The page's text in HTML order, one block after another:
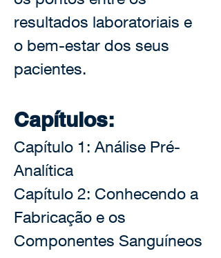
resultados laboratoriais e
o bem-estar dos seus
pacientes.
Capítulos:
Capítulo 1: Análise Pré-
Analítica
Capítulo 2: Conhecendo a
Fabricação e os
Componentes Sanguíneos